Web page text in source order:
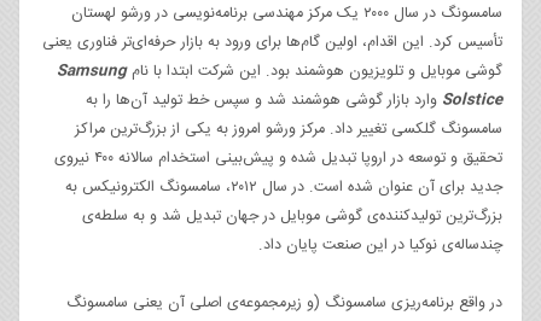
سامسونگ در سال ۲۰۰۰ یک مرکز مهندسی برنامه‌نویسی در ورشو لهستان
تأسیس کرد. این اقدام، اولین گام‌ها برای ورود به بازار حرفه‌ای‌تر فناوری یعنی
گوشی‌ موبایل و تلویزیون‌ هوشمند بود. این شرکت ابتدا با نامSamsung
Solstice وارد بازار گوشی‌ هوشمند شد و سپس خط تولید آن‌ها را به
سامسونگ گلکسی تغییر داد. مرکز ورشو امروز به یکی از بزرگ‌ترین مراکز
تحقیق و توسعه در اروپا تبدیل شده و پیش‌بینی استخدام سالانه ۴۰۰ نیروی
جدید برای آن عنوان شده است. در سال ۲۰۱۲، سامسونگ الکترونیکس به
بزرگ‌ترین تولیدکننده‌ی گوشی‌ موبایل در جهان تبدیل شد و به سلطه‌ی
چندساله‌ی نوکیا در این صنعت پایان داد.
در واقع برنامه‌ریزی سامسونگ (و زیرمجموعه‌ی اصلی آن یعنی سامسونگ